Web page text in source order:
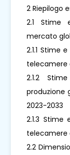
2 Riepilogo
2.1 Stime
mercato
2.1.1 Stime
telecamere
2.1.2
produzione
2023-2033
2.1.3 Stime
telecamere
2.2